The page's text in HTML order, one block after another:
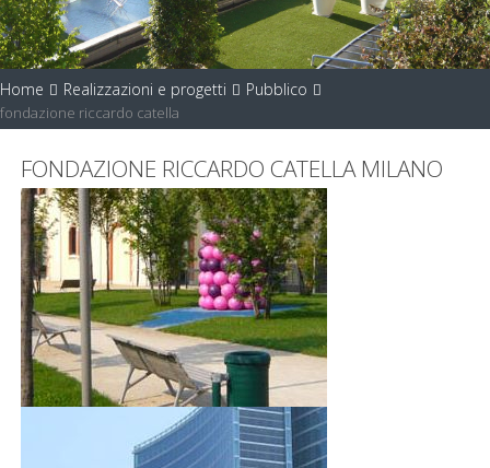
Home Realizzazioni e progetti Pubblico
fondazione riccardo catella
FONDAZIONE RICCARDO CATELLA MILANO